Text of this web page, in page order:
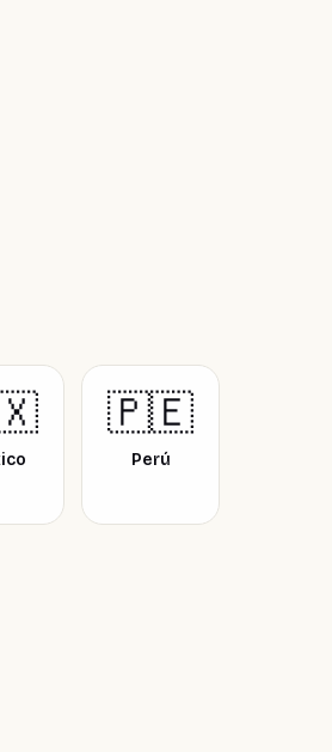
🇵🇪
Perú